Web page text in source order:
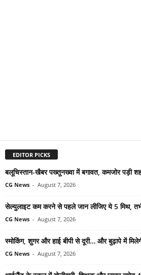
EDITOR PICKS
बलूचिस्तान-खैबर पख्तूनख्वा में बगावत, कमजोर पड़ी
CG News - August 7, 2026
सेल्युलाइट कम करने से पहले जान लीजिए ये 5 मिथ,
CG News - August 7, 2026
स्मोकिंग, शुगर और हाई बीपी से दूरी… और बुढ़ापे में
CG News - August 7, 2026